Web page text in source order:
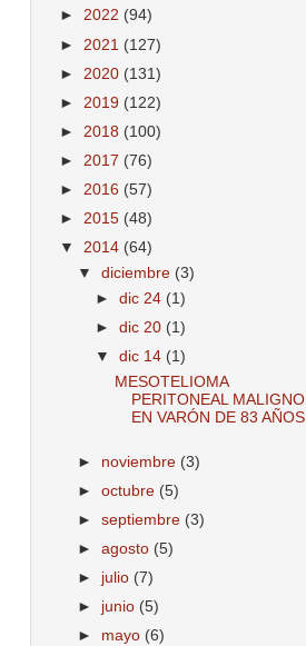
► 2022 (94)
► 2021 (127)
► 2020 (131)
► 2019 (122)
► 2018 (100)
► 2017 (76)
► 2016 (57)
► 2015 (48)
▼ 2014 (64)
▼diciembre (3)
►dic 24 (1)
►dic 20 (1)
▼dic 14 (1)
MESOTELIOMA
PERITONEAL MALIGNO
EN VARÓN DE 83 AÑOS
► noviembre (3)
►octubre (5)
►septiembre (3)
►agosto (5)
► julio (7)
► junio (5)
► mayo (6)